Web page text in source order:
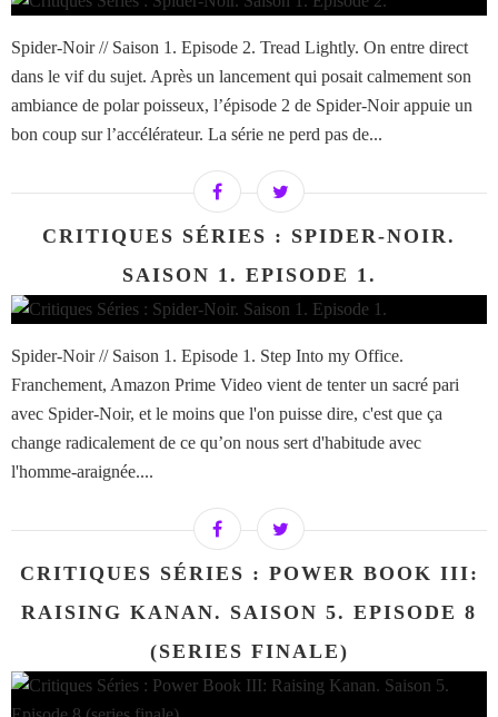
Spider-Noir // Saison 1. Episode 2. Tread Lightly. On entre direct
dans le vif du sujet. Après un lancement qui posait calmement son
ambiance de polar poisseux, l’épisode 2 de Spider-Noir appuie un
bon coup sur l’accélérateur. La série ne perd pas de...
CRITIQUES SÉRIES : SPIDER-NOIR.
SAISON 1. EPISODE 1.
Spider-Noir // Saison 1. Episode 1. Step Into my Office.
Franchement, Amazon Prime Video vient de tenter un sacré pari
avec Spider-Noir, et le moins que l'on puisse dire, c'est que ça
change radicalement de ce qu’on nous sert d'habitude avec
l'homme-araignée....
CRITIQUES SÉRIES : POWER BOOK III:
RAISING KANAN. SAISON 5. EPISODE 8
(SERIES FINALE)